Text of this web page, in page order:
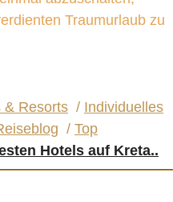
Traumurlaub zu
& Resorts / Individuelles
/ Top
Hotels auf Kreta..